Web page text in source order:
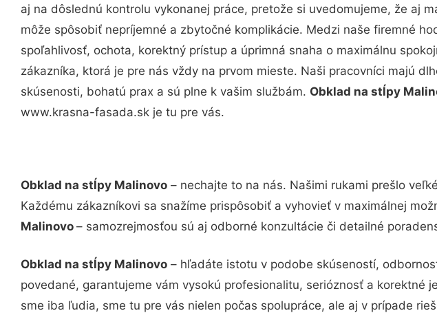
aj na dôslednú kontrolu vykonanej práce, pretože si uvedomujeme, že aj
môže spôsobiť nepríjemné a zbytočné komplikácie. Medzi naše firemné
spoľahlivosť, ochota, korektný prístup a úprimná snaha o maximálnu
zákazníka, ktorá je pre nás vždy na prvom mieste. Naši pracovníci majú
skúsenosti, bohatú prax a sú plne k vašim službám. Obklad na stĺpy
www.krasna-fasada.sk je tu pre vás.
Obklad na stĺpy Malinovo – nechajte to na nás. Našimi rukami prešlo
Každému zákazníkovi sa snažíme prispôsobiť a vyhovieť v maximálnej
Malinovo – samozrejmosťou sú aj odborné konzultácie či detailné
Obklad na stĺpy Malinovo – hľadáte istotu v podobe skúseností,
povedané, garantujeme vám vysokú profesionalitu, serióznosť a
sme iba ľudia, sme tu pre vás nielen počas spolupráce, ale aj v prípade